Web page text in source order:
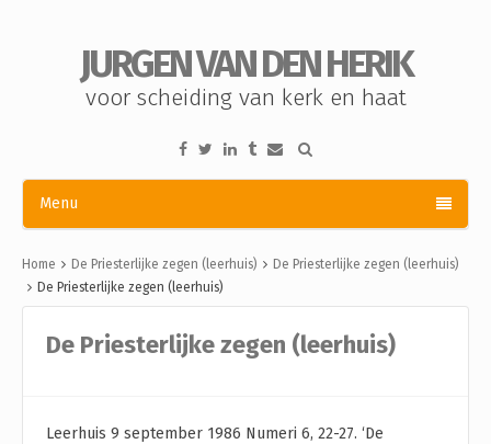
JURGEN VAN DEN HERIK
voor scheiding van kerk en haat
Menu
Home De Priesterlijke zegen (leerhuis)
De Priesterlijke zegen (leerhuis)
De Priesterlijke zegen (leerhuis)
De Priesterlijke zegen (leerhuis)
Leerhuis 9 september 1986 Numeri 6, 22-27. ‘De